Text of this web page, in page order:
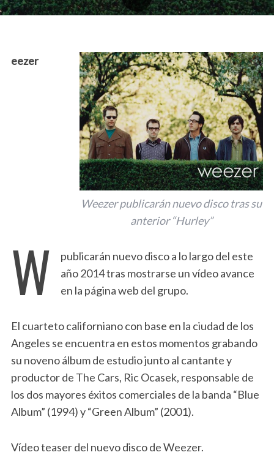
Weezer publicarán nuevo disco tras su
anterior “Hurley”
W
eezer
publicarán nuevo disco a lo largo del este
año 2014 tras mostrarse un vídeo avance
en la página web del grupo.
El cuarteto californiano con base en la ciudad de los
Angeles se encuentra en estos momentos grabando
su noveno álbum de estudio junto al cantante y
productor de The Cars, Ric Ocasek, responsable de
los dos mayores éxitos comerciales de la banda “Blue
Album” (1994) y “Green Album” (2001).
Vídeo teaser del nuevo disco de Weezer.